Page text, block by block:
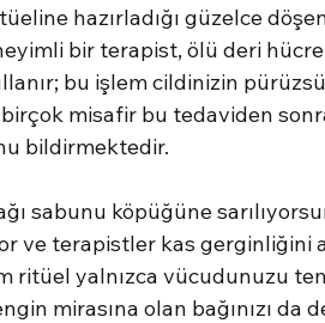
hazırladığı güzelce
bir terapist, ölü deri
bu işlem cildinizin
misafir bu tedaviden
bildirmektedir.
sabunu köpüğüne
ve terapistler kas gerginliğini
yalnızca vücudunuzu
mirasına olan bağınızı da